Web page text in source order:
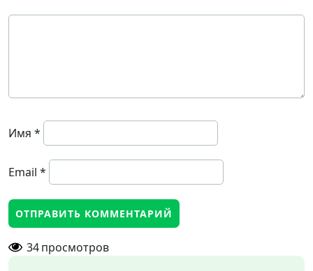
Имя *
Email *
34просмотров